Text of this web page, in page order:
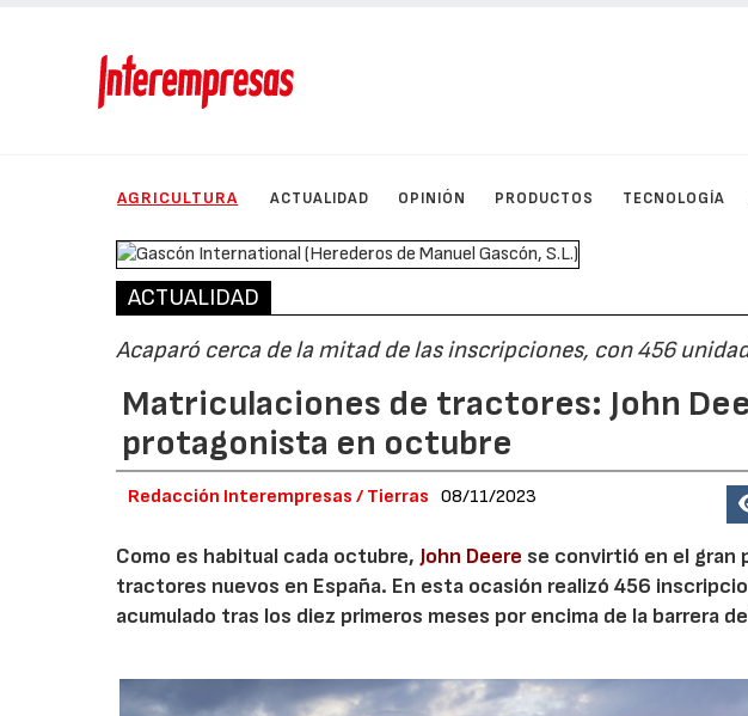
AGRICULTURA ACTUALIDAD OPINIÓN PRODUCTOS TECNOLOGÍA
ACTUALIDAD
Acaparó cerca de la mitad de las inscripciones, con 456
Matriculaciones de tractores: John
protagonista en octubre
Redacción Interempresas / Tierras 08/11/2023
Como es habitual cada octubre,John Deere se convirtió en el gran
tractores nuevos en España. En esta ocasión realizó 456
acumulado tras los diez primeros meses por encima de la barrera